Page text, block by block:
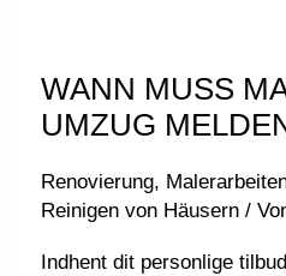
WANN MUSS
UMZUG
Renovierung,
Reinigen von Häusern /
Indhent dit personlige